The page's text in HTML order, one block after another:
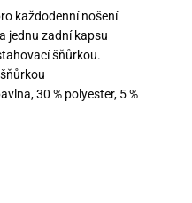
každodenní nošení
jednu zadní kapsu
šňůrkou.
30 % polyester, 5 %